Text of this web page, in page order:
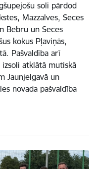
soli pārdod
Mazzalves, Seces
Bebru un Seces
kokus Pļaviņās,
Pašvaldība arī
atklātā mutiskā
Jaunjelgavā un
novada pašvaldība